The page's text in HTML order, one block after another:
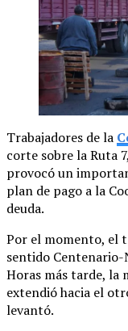
Trabajadores de la
corte sobre la Ruta
provocó un
plan de pago a la
deuda.
Por el momento, el
sentido Centenario-
Horas más tarde, la
extendió hacia el
levantó.